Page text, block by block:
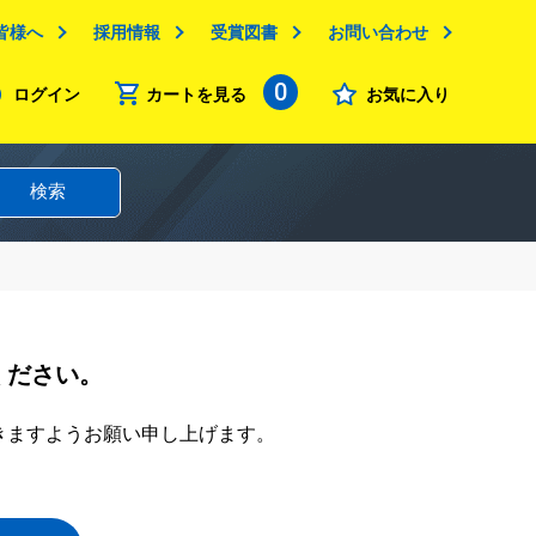
様へ 採用情報 受賞図書 お問い合わせ
ログイン カートを見る 0 お気に入り
検索
さい。
すようお願い申し上げます。